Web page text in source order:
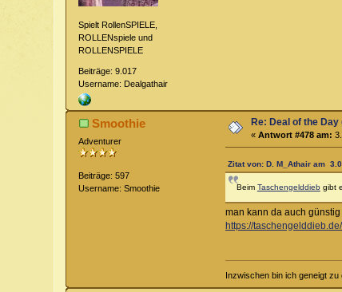
Spielt RollenSPIELE,
ROLLENspiele und
ROLLENSPIELE
Beiträge: 9.017
Username: Dealgathair
Smoothie
Adventurer
Beiträge: 597
Username: Smoothie
Re: Deal of the Day
«Antwort #478 am:
Zitat von: D. M_Athair am
Beim Taschengelddiebgibt
man kann da auch
https://
Inzwischen bin ich geneigt zu